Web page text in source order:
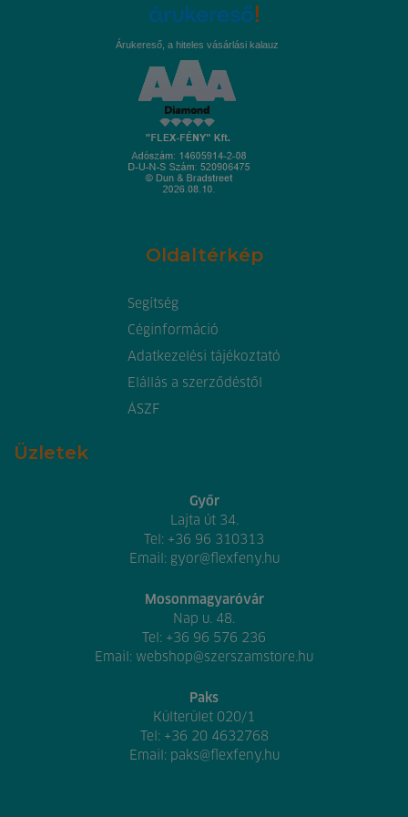
Árukereső, a hiteles vásárlási kalauz
Oldaltérkép
Segítség
Céginformáció
Adatkezelési tájékoztató
Elállás a szerződéstől
ÁSZF
Üzletek
Győr
Lajta út 34.
Tel: +36 96 310313
Email: gyor@flexfeny.hu
Mosonmagyaróvár
Nap u. 48.
Tel: +36 96 576 236
Email: webshop@szerszamstore.hu
Paks
Külterület 020/1
Tel: +36 20 4632768
Email: paks@flexfeny.hu